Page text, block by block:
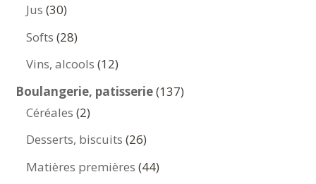
Jus 3030
produits
Softs 2828
produits
Vins, alcools 1212
produits
Boulangerie, patisserie 137137
Céréales 22
produits
Desserts, biscuits 2626
produits
Matières premières 4444